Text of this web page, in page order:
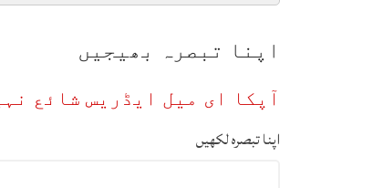
اپنا تبصرہ بھیجیں
آپکا ای میل ایڈریس شائع
اپنا تبصرہ لکھیں